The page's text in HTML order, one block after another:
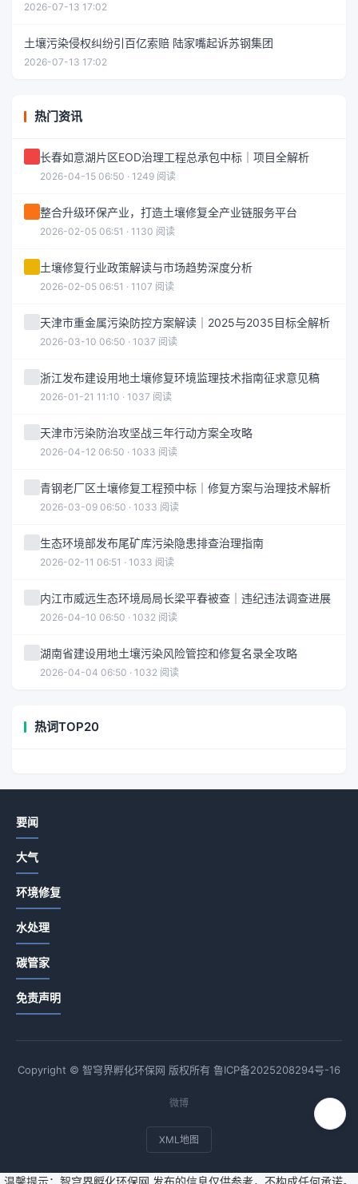
2026-07-13 17:02
土壤污染侵权纠纷引百亿索赔 陆家嘴起诉苏钢集团
2026-07-13 17:02
热门资讯
长春如意湖片区EOD治理工程总承包中标｜项目全解析
2026-04-15 06:50 · 1249 阅读
整合升级环保产业，打造土壤修复全产业链服务平台
2026-02-05 06:51 · 1130 阅读
土壤修复行业政策解读与市场趋势深度分析
2026-02-05 06:51 · 1107 阅读
天津市重金属污染防控方案解读｜2025与2035目标全解析
2026-03-10 06:50 · 1037 阅读
浙江发布建设用地土壤修复环境监理技术指南征求意见稿
2026-01-21 11:10 · 1037 阅读
天津市污染防治攻坚战三年行动方案全攻略
2026-04-12 06:50 · 1033 阅读
青钢老厂区土壤修复工程预中标｜修复方案与治理技术解析
2026-03-09 06:50 · 1033 阅读
生态环境部发布尾矿库污染隐患排查治理指南
2026-02-11 06:51 · 1033 阅读
内江市威远生态环境局局长梁平春被查｜违纪违法调查进展
2026-04-10 06:50 · 1032 阅读
湖南省建设用地土壤污染风险管控和修复名录全攻略
2026-04-04 06:50 · 1032 阅读
热词TOP20
要闻
大气
环境修复
水处理
碳管家
免责声明
Copyright © 智穹界孵化环保网 版权所有 鲁ICP备2025208294号-16
微博
XML地图
温馨提示：智穹界孵化环保网 发布的信息仅供参考，不构成任何承诺。